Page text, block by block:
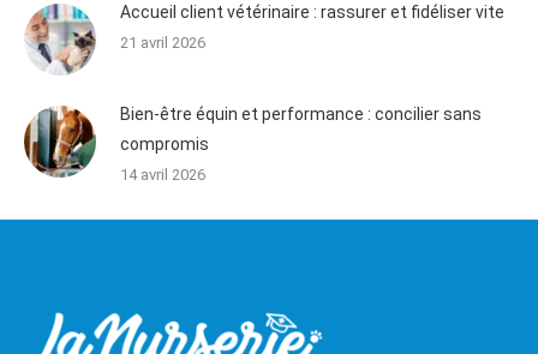
Accueil client vétérinaire : rassurer et fidéliser vite
21 avril 2026
Bien-être équin et performance : concilier sans
compromis
14 avril 2026